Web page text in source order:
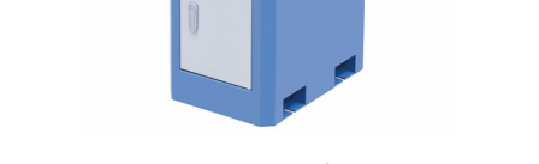
Masini de gaurit cu angrenaj, masa